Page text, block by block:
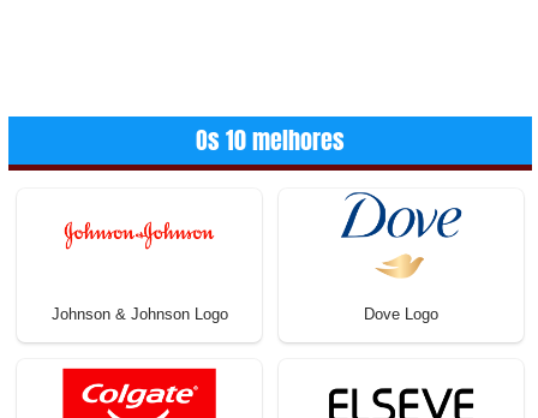
Os 10 melhores
Johnson & Johnson Logo Dove Logo